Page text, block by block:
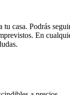
tu casa. Podrás
En